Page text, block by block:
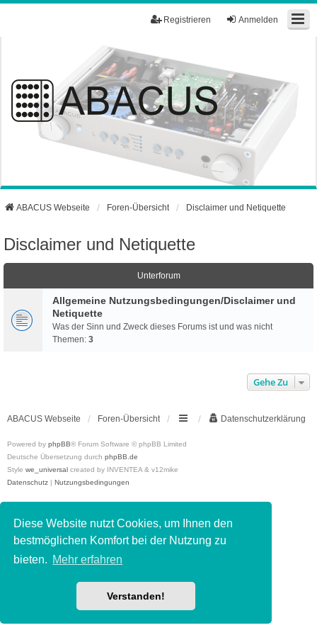
Diese Website nutzt Cookies, um Ihnen den
bestmöglichen Komfort bei der Nutzung zu
bieten. Mehr erfahren
Verstanden!
Anmelden
Registrieren
ABACUS Webseite Foren-Übersicht Disclaimer und Netiquette
Disclaimer und Netiquette
Unterforum
Allgemeine Nutzungsbedingungen/Disclaimer und
Netiquette
Was der Sinn und Zweck dieses Forums ist und was nicht
Themen: 3
Gehe Zu
ABACUS Webseite Foren-Übersicht Datenschutzerklärung
Powered by phpBB® Forum Software © phpBB Limited
Deutsche Übersetzung durch phpBB.de
Style we_universal created by INVENTEA & v12mike
Datenschutz | Nutzungsbedingungen